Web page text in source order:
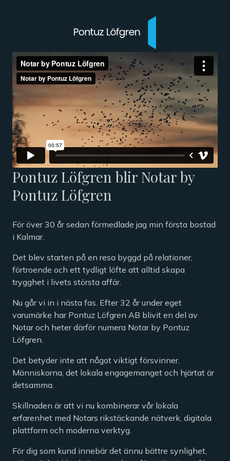
Pontuz Löfgren blir Notar by
Pontuz Löfgren
För över 30 år sedan förmedlade jag min första bostad
i Kalmar.
Det blev starten på en resa byggd på relationer,
förtroende och ett tydligt löfte att alltid skapa
trygghet i livets största affär.
Nu går vi in i nästa fas. Efter 32 år under eget
varumärke har Pontuz Löfgren AB blivit en del av
Notar och heter därför numera Notar by Pontuz
Löfgren.
Det betyder inte att något viktigt försvinner.
Människorna, det lokala engagemanget och hjärtat är
detsamma.
Skillnaden är att vi nu kombinerar vår lokala
erfarenhet med Notars rikstäckande nätverk, digitala
plattform och moderna verktyg.
För dig som kund innebär det ännu bättre synlighet,